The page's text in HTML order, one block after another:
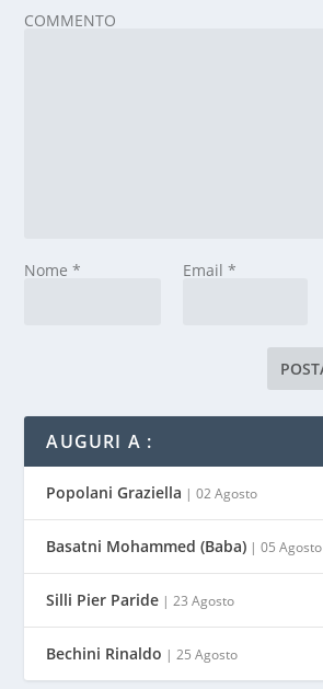
COMMENTO
Nome* Email *
AUGURI A :
Popolani Graziella | 02 Agosto
Basatni Mohammed (Baba) | 05 Agosto
Silli Pier Paride | 23 Agosto
Bechini Rinaldo | 25 Agosto